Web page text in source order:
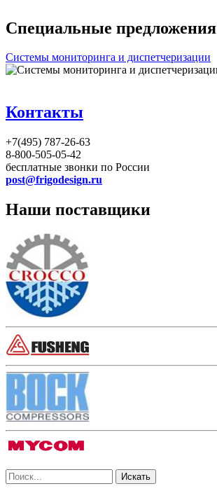
Специальные предложения
Системы мониторинга и диспетчеризации
Контакты
+7(495) 787-26-63
8-800-505-05-42
бесплатные звонки по России
post@frigodesign.ru
Наши поставщики